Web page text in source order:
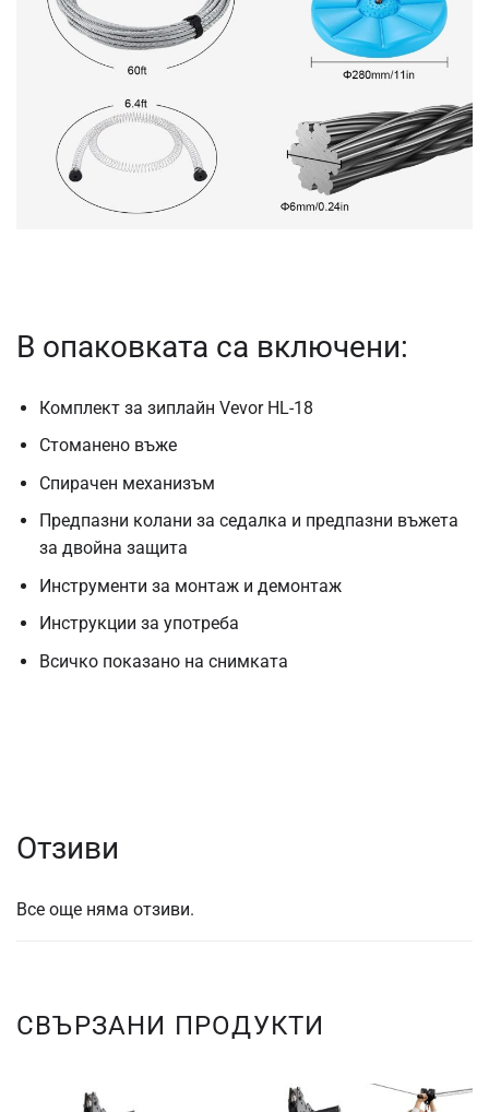
В опаковката са включени:
Комплект за зиплайн Vevor HL-18
Стоманено въже
Спирачен механизъм
Предпазни колани за седалка и предпазни въжета
за двойна защита
Инструменти за монтаж и демонтаж
Инструкции за употреба
Всичко показано на снимката
Отзиви
Все още няма отзиви.
СВЪРЗАНИ ПРОДУКТИ